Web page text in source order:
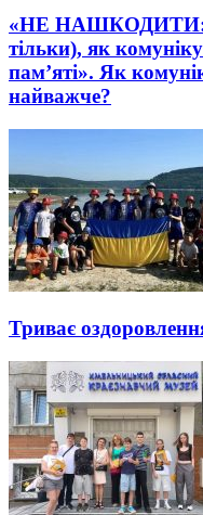
«НЕ НАШКОДИТИ:
тільки), як
пам’яті». Як
найважче?
Триває